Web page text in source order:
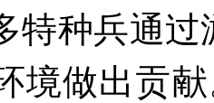
特种兵通
境做出贡